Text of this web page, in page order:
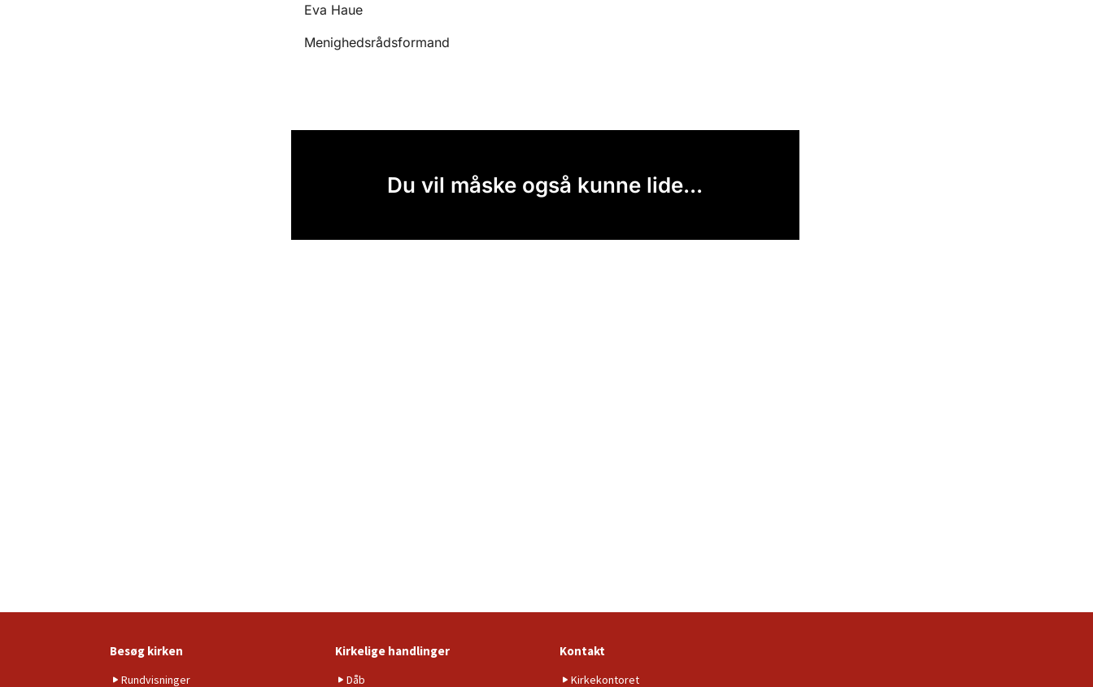
Eva Haue
Menighedsrådsformand
Du vil måske også kunne lide...
Besøg kirken
Rundvisninger
Kirkelige handlinger
Dåb
Kontakt
Kirkekontoret